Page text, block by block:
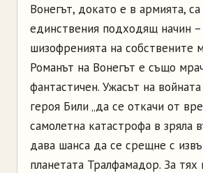
Вонегът, докато е в армията, са
единствения подходящ начин –
шизофренията на собствените
Романът на Вонегът е също
фантастичен. Ужасът на
героя Били „да се откачи от
самолетна катастрофа в зряла
дава шанса да се срещне с
планетата Тралфамадор. За